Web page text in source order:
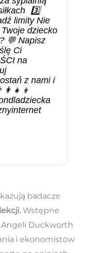
3️⃣
limity Nie
dziecko
💬 Napisz
Ci
na
z nami i
badacze
Wstępne
Angeli Duckworth
i ekonomistów